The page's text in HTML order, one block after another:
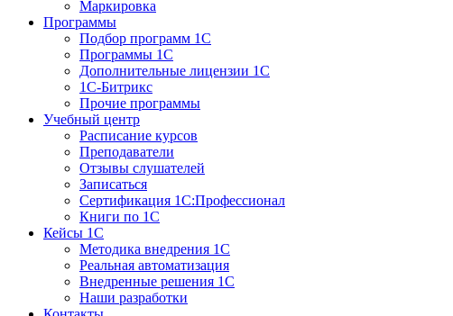
Маркировка
Программы
Подбор программ 1С
Программы 1С
Дополнительные лицензии 1С
1С-Битрикс
Прочие программы
Учебный центр
Расписание курсов
Преподаватели
Отзывы слушателей
Записаться
Сертификация 1С:Профессионал
Книги по 1С
Кейсы 1С
Методика внедрения 1С
Реальная автоматизация
Внедренные решения 1С
Наши разработки